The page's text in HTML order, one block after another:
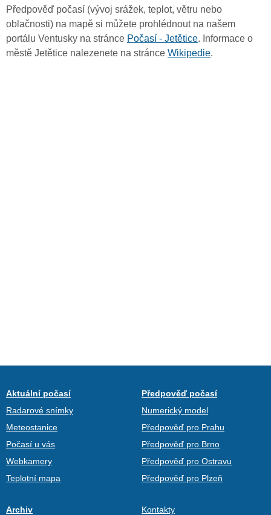
Předpověď počasí (vývoj srážek, teplot, větru nebo
oblačnosti) na mapě si můžete prohlédnout na našem
portálu Ventusky na stránce Počasí - Jetětice. Informace o
městě Jetětice nalezenete na stránce Wikipedie.
Aktuální počasí
Radarové snímky
Meteostanice
Počasí u vás
Webkamery
Teplotní mapa
Předpověď počasí
Numerický model
Předpověď pro Prahu
Předpověď pro Brno
Předpověď pro Ostravu
Předpověď pro Plzeň
Archiv Kontakty